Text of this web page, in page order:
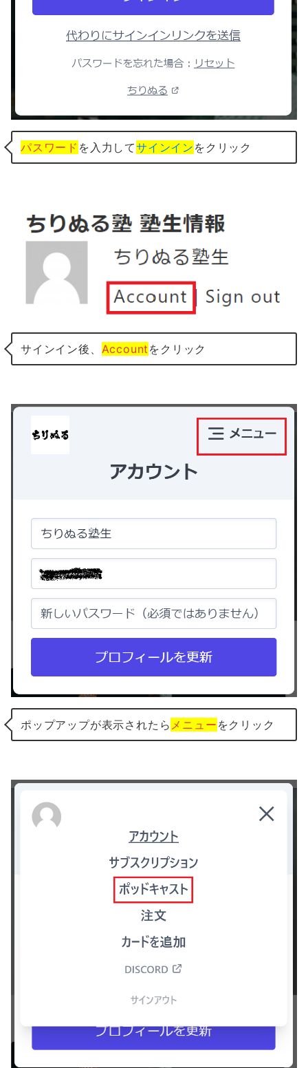
パスワード を入力してサインイン をクリック
サインイン後、 Account をクリック
ポップアップが表示されたら メニュー をクリック